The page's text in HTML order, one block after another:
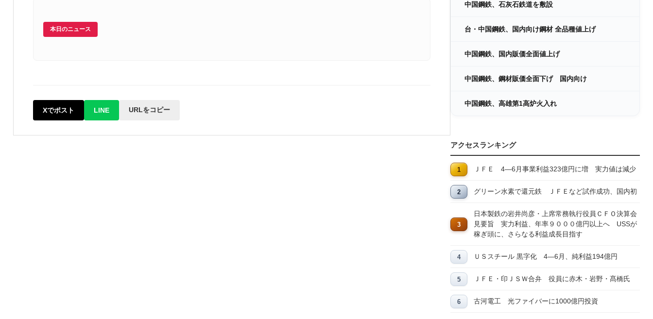
本日のニュース
Xでポスト LINE URLをコピー
中国鋼鉄、石灰石鉄道を敷設
台・中国鋼鉄、国内向け鋼材 全品種値上げ
中国鋼鉄、国内販価全面値上げ
中国鋼鉄、鋼材販価全面下げ 国内向け
中国鋼鉄、高雄第1高炉火入れ
アクセスランキング
ＪＦＥ 4―6月事業利益323億円に増 実力値は減少
グリーン水素で還元鉄 ＪＦＥなど試作成功、国内初
日本製鉄の岩井尚彦・上席常務執行役員ＣＦＯ決算会
見要旨 実力利益、年率９０００億円以上へ USSが
稼ぎ頭に、さらなる利益成長目指す
ＵＳスチール 黒字化 4―6月、純利益194億円
ＪＦＥ・印ＪＳＷ合弁 役員に赤木・岩野・髙橋氏
古河電工 光ファイバーに1000億円投資